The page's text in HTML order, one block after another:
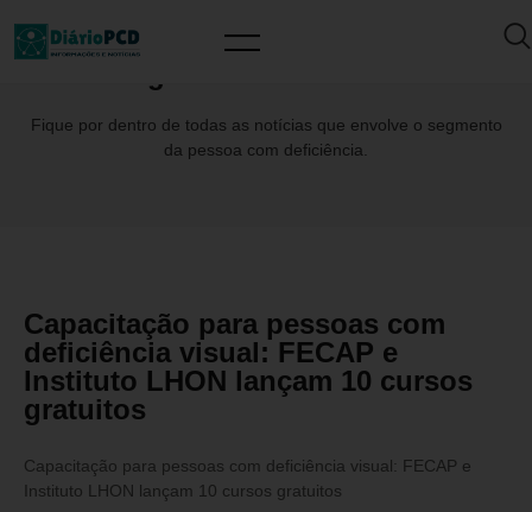
Fique por dentro de todas as notícias que envolve o segmento
da pessoa com deficiência.
Capacitação para pessoas com
deficiência visual: FECAP e
Instituto LHON lançam 10 cursos
gratuitos
Capacitação para pessoas com deficiência visual: FECAP e
Instituto LHON lançam 10 cursos gratuitos